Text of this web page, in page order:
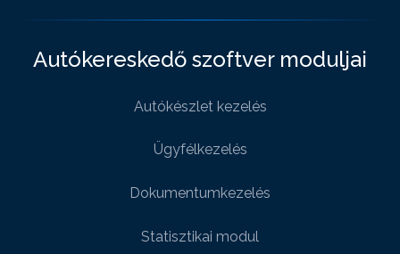
Autókereskedő szoftver moduljai
Autókészlet kezelés
Ügyfélkezelés
Dokumentumkezelés
Statisztikai modul